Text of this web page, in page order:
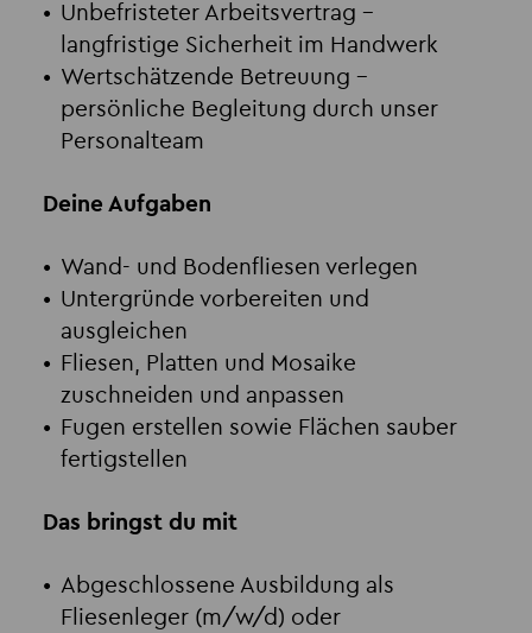
Unbefristeter Arbeitsvertrag –
langfristige Sicherheit im Handwerk
Wertschätzende Betreuung –
persönliche Begleitung durch unser
Personalteam
Deine Aufgaben
Wand- und Bodenfliesen verlegen
Untergründe vorbereiten und
ausgleichen
Fliesen, Platten und Mosaike
zuschneiden und anpassen
Fugen erstellen sowie Flächen sauber
fertigstellen
Das bringst du mit
Abgeschlossene Ausbildung als
Fliesenleger (m/w/d) oder